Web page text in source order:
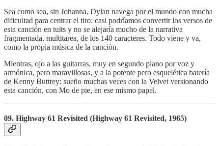
Sea como sea, sin Johanna, Dylan navega por el mundo con mucha
dificultad para centrar el tiro: casi podríamos convertir los versos de
esta canción en tuits y no se alejaría mucho de la narrativa
fragmentada, multitarea, de los 140 caracteres. Todo viene y va,
como la propia música de la canción.
Mientras, ojo a las guitarras, muy en segundo plano por voz y
armónica, pero maravillosas, y a la potente pero esquelética batería
de Kenny Buttrey: sueño muchas veces con la Velvet versionando
esta canción, con Mo de pie, en ese mismo papel.
09. Highway 61 Revisited (Highway 61 Revisited, 1965)